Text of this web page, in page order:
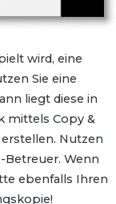
wird, eine
Sie eine
liegt diese in
mittels Copy &
Nutzen
Betreuer. Wenn
ebenfalls Ihren